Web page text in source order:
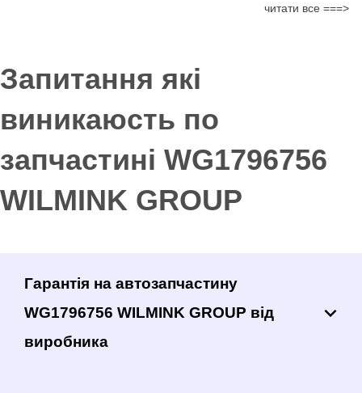
читати все ===>
Запитання які
виникаюсть по
запчастині WG1796756
WILMINK GROUP
Гарантія на автозапчастину
WG1796756 WILMINK GROUP від
виробника